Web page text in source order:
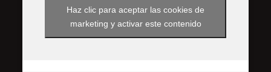
Haz clic para aceptar las cookies de
marketing y activar este contenido